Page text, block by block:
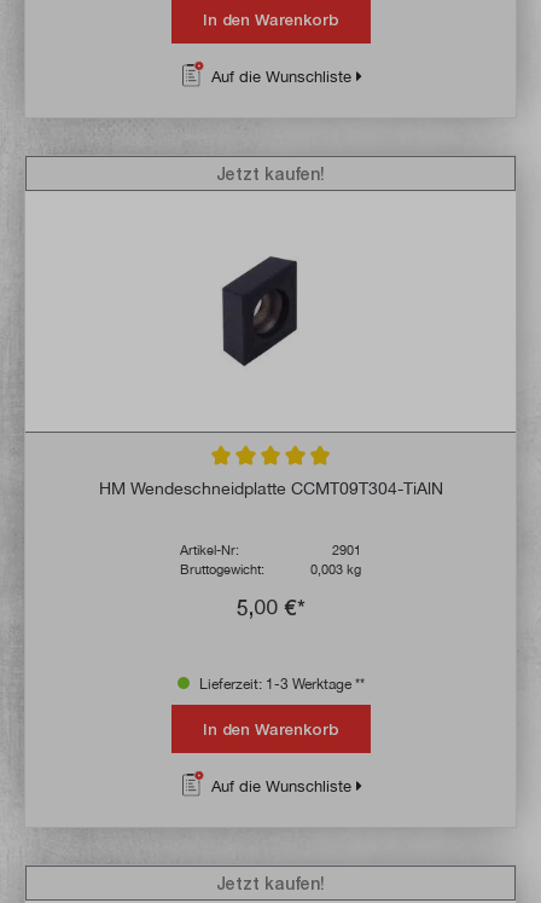
In den Warenkorb
Auf die Wunschliste
Durchschnittliche Bewertung von 4.9 von
HM Wendeschneidplatte CCMT09T304-TiAlN
Artikel-Nr:
2901
Bruttogewicht:
0,003 kg
5,00 €*
Jetzt kaufen!
Lieferzeit: 1-3 Werktage **
In den Warenkorb
Auf die Wunschliste
Jetzt kaufen!